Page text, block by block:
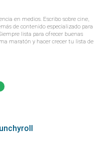
en medios. Escribo sobre cine,
de contenido especializado para
lista para ofrecer buenas
maratón y hacer crecer tu lista de